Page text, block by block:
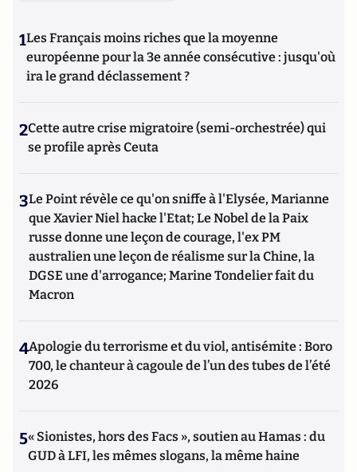
1Les Français moins riches que la moyenne
européenne pour la 3e année consécutive : jusqu'où
ira le grand déclassement ?
2Cette autre crise migratoire (semi-orchestrée) qui
se profile après Ceuta
3Le Point révèle ce qu'on sniffe à l'Elysée, Marianne
que Xavier Niel hacke l'Etat; Le Nobel de la Paix
russe donne une leçon de courage, l'ex PM
australien une leçon de réalisme sur la Chine, la
DGSE une d'arrogance; Marine Tondelier fait du
Macron
4Apologie du terrorisme et du viol, antisémite : Boro
700, le chanteur à cagoule de l’un des tubes de l’été
2026
5« Sionistes, hors des Facs », soutien au Hamas : du
GUD à LFI, les mêmes slogans, la même haine